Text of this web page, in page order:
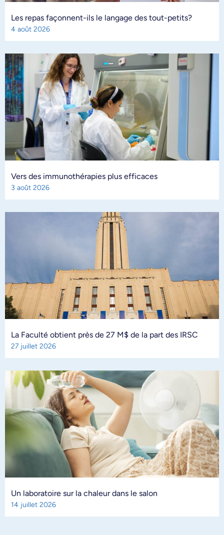
Les repas façonnent-ils le langage des tout-petits?
4 août 2026
Vers des immunothérapies plus efficaces
3 août 2026
La Faculté obtient près de 27 M$ de la part des IRSC
27 juillet 2026
Un laboratoire sur la chaleur dans le salon
14 juillet 2026